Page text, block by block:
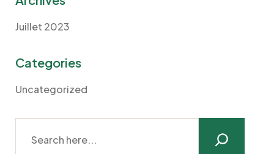
Juillet 2023
Categories
Uncategorized